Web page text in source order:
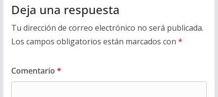
Deja una respuesta
Tu dirección de correo electrónico no será publicada.
Los campos obligatorios están marcados con *
Comentario *